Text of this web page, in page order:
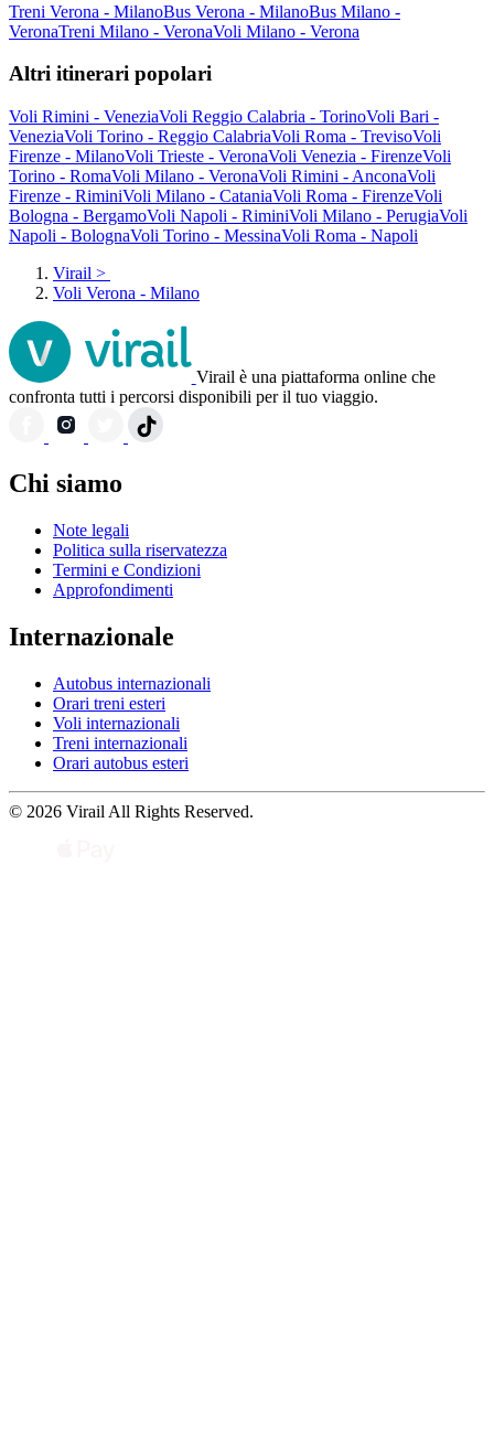
Treni Verona - MilanoBus Verona - MilanoBus Milano -
VeronaTreni Milano - VeronaVoli Milano - Verona
Altri itinerari popolari
Voli Rimini - VeneziaVoli Reggio Calabria - TorinoVoli Bari -
VeneziaVoli Torino - Reggio CalabriaVoli Roma - TrevisoVoli
Firenze - MilanoVoli Trieste - VeronaVoli Venezia - FirenzeVoli
Torino - RomaVoli Milano - VeronaVoli Rimini - AnconaVoli
Firenze - RiminiVoli Milano - CataniaVoli Roma - FirenzeVoli
Bologna - BergamoVoli Napoli - RiminiVoli Milano - PerugiaVoli
Napoli - BolognaVoli Torino - MessinaVoli Roma - Napoli
Virail >
Voli Verona - Milano
Virail è una piattaforma online che
confronta tutti i percorsi disponibili per il tuo viaggio.
Chi siamo
Note legali
Politica sulla riservatezza
Termini e Condizioni
Approfondimenti
Internazionale
Autobus internazionali
Orari treni esteri
Voli internazionali
Treni internazionali
Orari autobus esteri
© 2026 Virail All Rights Reserved.